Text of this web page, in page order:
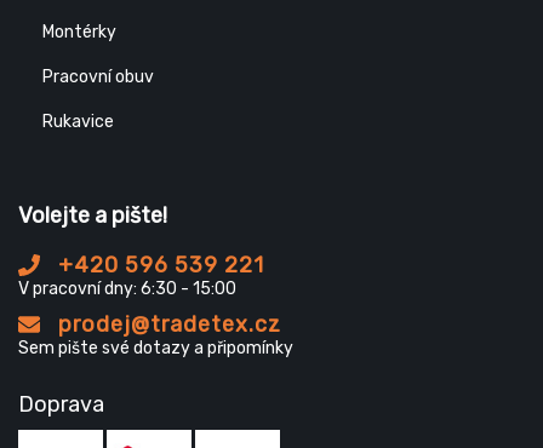
Montérky
Pracovní obuv
Rukavice
Volejte a pište!
+420 596 539 221
V pracovní dny: 6:30 - 15:00
prodej@tradetex.cz
Sem pište své dotazy a připomínky
Doprava